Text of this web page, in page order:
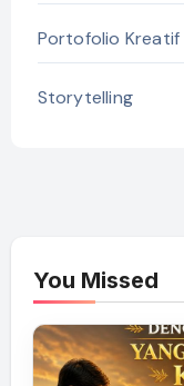
Portofolio Kreatif
Storytelling
You Missed